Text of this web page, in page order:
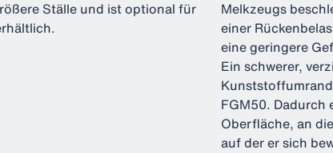
Ställe und ist optional für
Melkzeugs
einer
eine geringere
Ein schwerer,
FGM50. Dadurch
Oberfläche, an
auf der er sich